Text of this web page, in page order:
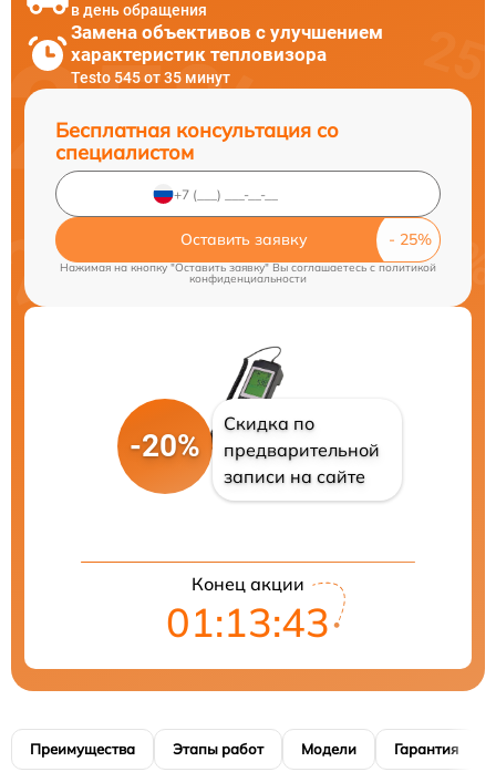
в день обращения
Замена объективов с улучшением
характеристик тепловизора
Testo 545 от 35 минут
Бесплатная консультация со
специалистом
Оставить заявку
Нажимая на кнопку "Оставить заявку" Вы соглашаетесь cполитикой
конфиденциальности
-20%
Скидка по
предварительной
записи на сайте
Конец акции
01:13:42
Преимущества Этапы работ Модели Гарантия